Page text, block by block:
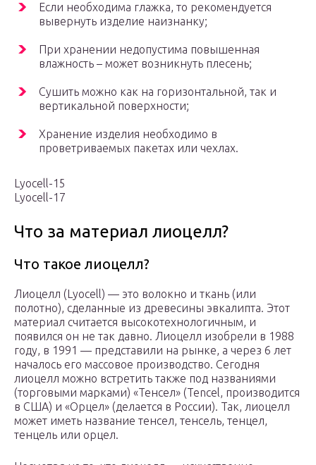
Если необходима глажка, то рекомендуется
вывернуть изделие наизнанку;
При хранении недопустима повышенная
влажность – может возникнуть плесень;
Сушить можно как на горизонтальной, так и
вертикальной поверхности;
Хранение изделия необходимо в
проветриваемых пакетах или чехлах.
Lyocell-15
Lyocell-17
Что за материал лиоцелл?
Что такое лиоцелл?
Лиоцелл (Lyocell) — это волокно и ткань (или
полотно), сделанные из древесины эвкалипта. Этот
материал считается высокотехнологичным, и
появился он не так давно. Лиоцелл изобрели в 1988
году, в 1991 — представили на рынке, а через 6 лет
началось его массовое производство. Сегодня
лиоцелл можно встретить также под названиями
(торговыми марками) «Тенсел» (Tencel, производится
в США) и «Орцел» (делается в России). Так, лиоцелл
может иметь название тенсел, тенсель, тенцел,
тенцель или орцел.